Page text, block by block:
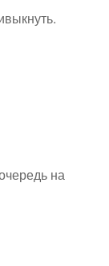
на